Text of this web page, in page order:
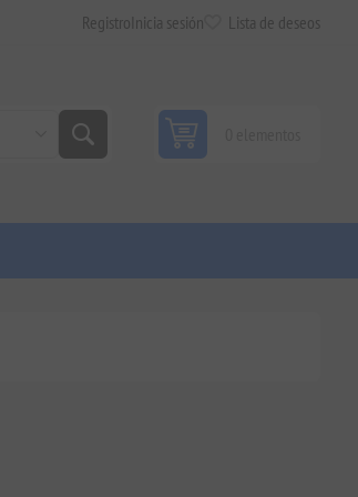
Registro Inicia sesión Lista de deseos